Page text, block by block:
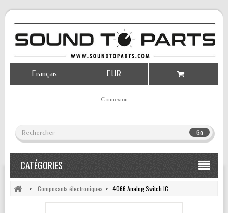
Go
Connexion
EUR
Français
CATÉGORIES
> Composants électroniques > 4066 Analog Switch IC